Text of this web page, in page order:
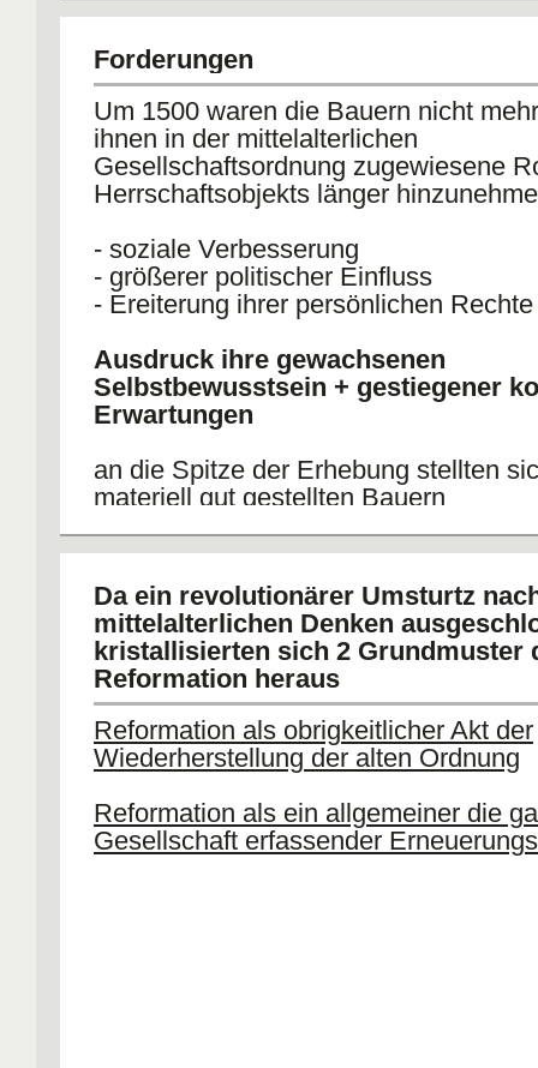
an die Bauern
- ihre Forderungen mit dem
begründen verbiete sich
- sich der Obrigkeit zu widersetzen
sei angemaßte
Gewalt
Forderungen
Um 1500 waren die Bauern nicht
ihnen in der mittelalterlichen
Gesellschaftsordnung zugewiesene
Herrschaftsobjekts länger
- soziale Verbesserung
- größerer politischer Einfluss
- Ereiterung ihrer persönlichen Rechte
Ausdruck ihre gewachsenen
Selbstbewusstsein + gestiegener
Erwartungen
an die Spitze der Erhebung stellten
materiell gut gestellten Bauern
Da ein revolutionärer Umsturtz
mittelalterlichen Denken
kristallisierten sich 2 Grundmuster
Reformation heraus
Reformation als obrigkeitlicher Akt der
Wiederherstellung der alten Ordnung
Reformation als ein allgemeiner die
Gesellschaft erfassender